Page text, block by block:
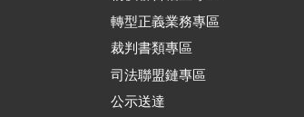
轉型正義業務專區
裁判書類專區
司法聯盟鏈專區
公示送達